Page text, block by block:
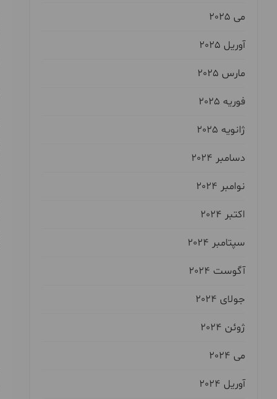
می 2025
آوریل 2025
مارس 2025
فوریه 2025
ژانویه 2025
دسامبر 2024
نوامبر 2024
اکتبر 2024
سپتامبر 2024
آگوست 2024
جولای 2024
ژوئن 2024
می 2024
آوریل 2024